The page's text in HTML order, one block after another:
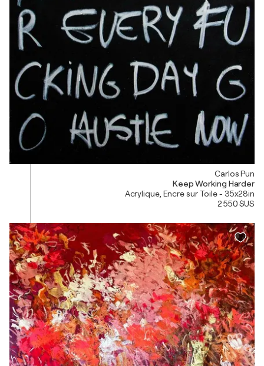
Carlos Pun
Keep Working Harder
Acrylique, Encre sur Toile - 35x28in
2 550 $US